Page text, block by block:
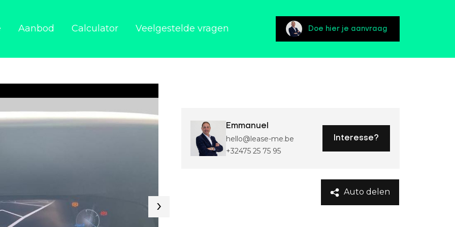
Aanbod Calculator Veelgestelde vragen Doe hier je aanvraag
Emmanuel
hello@lease-me.be
+32475 25 75 95
Interesse?
Auto delen